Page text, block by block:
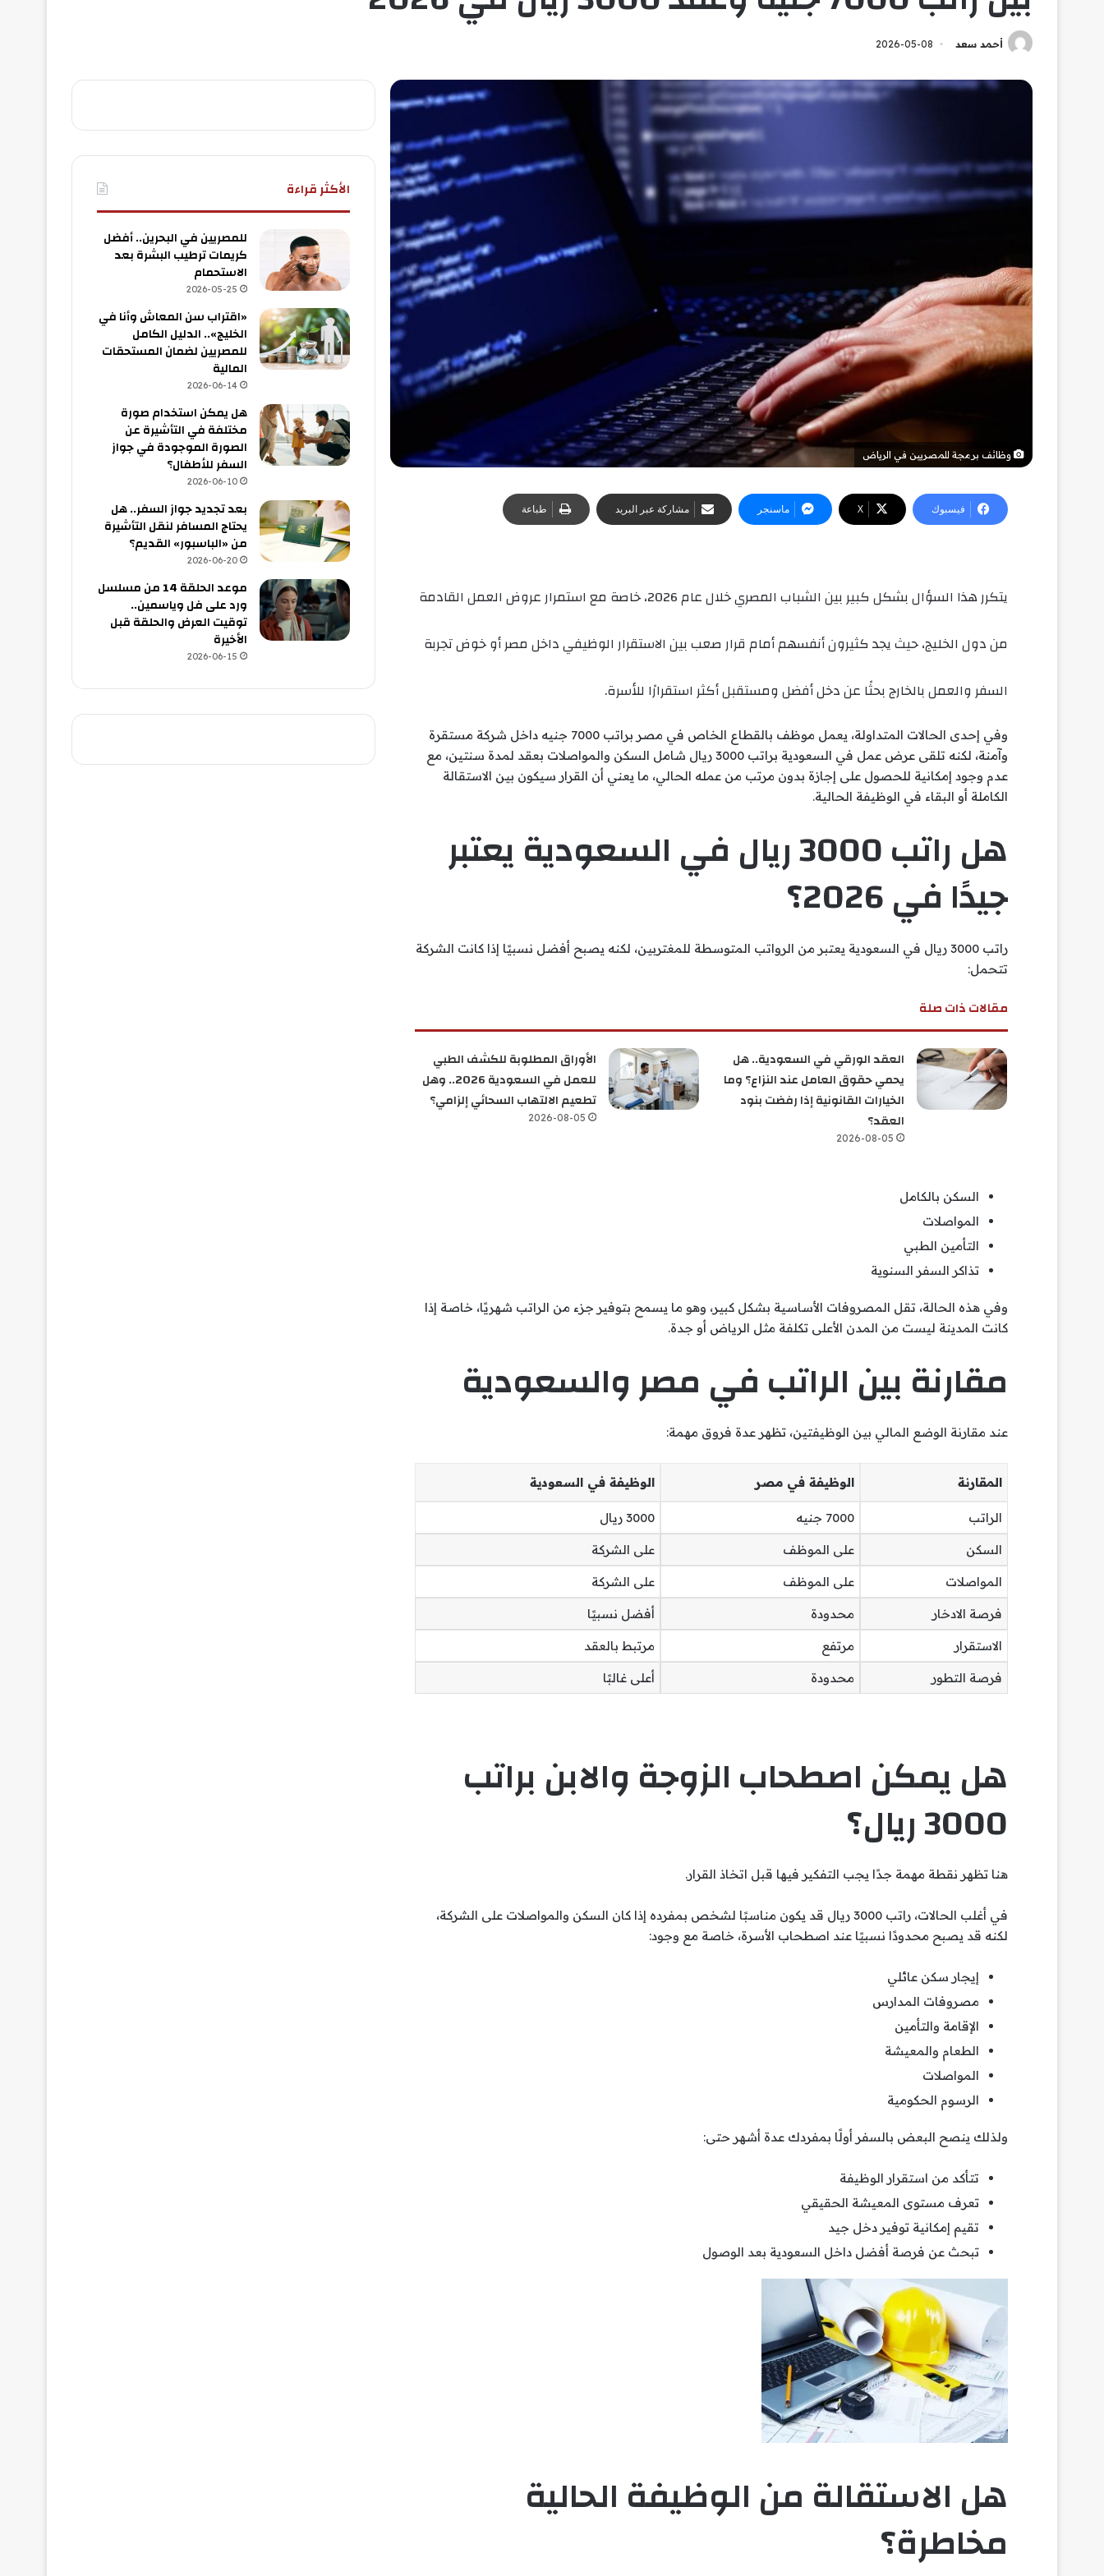
أحمد سعد 2026-05-08
وظائف برمجة للمصريين في الرياض
فيسبوك ‫X ماسنجر مشاركة عبر البريد طباعة
يتكرر هذا السؤال بشكل كبير بين الشباب المصري خلال عام 2026، خاصة مع استمرار عروض العمل القادمة
من دول الخليج، حيث يجد كثيرون أنفسهم أمام قرار صعب بين الاستقرار الوظيفي داخل مصر أو خوض تجربة
السفر والعمل بالخارج بحثًا عن دخل أفضل ومستقبل أكثر استقرارًا للأسرة.
وفي إحدى الحالات المتداولة، يعمل موظف بالقطاع الخاص في مصر براتب 7000 جنيه داخل شركة مستقرة
وآمنة، لكنه تلقى عرض عمل في السعودية براتب 3000 ريال شامل السكن والمواصلات بعقد لمدة سنتين، مع
عدم وجود إمكانية للحصول على إجازة بدون مرتب من عمله الحالي، ما يعني أن القرار سيكون بين الاستقالة
الكاملة أو البقاء في الوظيفة الحالية.
هل راتب 3000 ريال في السعودية يعتبر
جيدًا في 2026؟
راتب 3000 ريال في السعودية يعتبر من الرواتب المتوسطة للمغتربين، لكنه يصبح أفضل نسبيًا إذا كانت الشركة
تتحمل:
مقالات ذات صلة
العقد الورقي في السعودية.. هل
يحمي حقوق العامل عند النزاع؟ وما
الخيارات القانونية إذا رفضت بنود
العقد؟
2026-08-05
الأوراق المطلوبة للكشف الطبي
للعمل في السعودية 2026.. وهل
تطعيم الالتهاب السحائي إلزامي؟
2026-08-05
السكن بالكامل
المواصلات
التأمين الطبي
تذاكر السفر السنوية
وفي هذه الحالة، تقل المصروفات الأساسية بشكل كبير، وهو ما يسمح بتوفير جزء من الراتب شهريًا، خاصة إذا
كانت المدينة ليست من المدن الأعلى تكلفة مثل الرياض أو جدة.
مقارنة بين الراتب في مصر والسعودية
عند مقارنة الوضع المالي بين الوظيفتين، تظهر عدة فروق مهمة:
المقارنة الوظيفة في مصر الوظيفة في السعودية
الراتب 7000 جنيه 3000 ريال
السكن على الموظف على الشركة
المواصلات على الموظف على الشركة
فرصة الادخار محدودة أفضل نسبيًا
الاستقرار مرتفع مرتبط بالعقد
فرصة التطور محدودة أعلى غالبًا
هل يمكن اصطحاب الزوجة والابن براتب
3000 ريال؟
هنا تظهر نقطة مهمة جدًا يجب التفكير فيها قبل اتخاذ القرار.
في أغلب الحالات، راتب 3000 ريال قد يكون مناسبًا لشخص بمفرده إذا كان السكن والمواصلات على الشركة،
لكنه قد يصبح محدودًا نسبيًا عند اصطحاب الأسرة، خاصة مع وجود:
إيجار سكن عائلي
مصروفات المدارس
الإقامة والتأمين
الطعام والمعيشة
المواصلات
الرسوم الحكومية
ولذلك ينصح البعض بالسفر أولًا بمفردك عدة أشهر حتى:
تتأكد من استقرار الوظيفة
تعرف مستوى المعيشة الحقيقي
تقيم إمكانية توفير دخل جيد
تبحث عن فرصة أفضل داخل السعودية بعد الوصول
هل الاستقالة من الوظيفة الحالية
مخاطرة؟
الأكثر قراءة
للمصريين في البحرين.. أفضل
كريمات ترطيب البشرة بعد
الاستحمام
2026-05-25
«اقتراب سن المعاش وأنا في
الخليج».. الدليل الكامل
للمصريين لضمان المستحقات
المالية
2026-06-14
هل يمكن استخدام صورة
مختلفة في التأشيرة عن
الصورة الموجودة في جواز
السفر للأطفال؟
2026-06-10
بعد تجديد جواز السفر.. هل
يحتاج المسافر لنقل التأشيرة
من «الباسبور» القديم؟
2026-06-20
موعد الحلقة 14 من مسلسل
ورد على فل وياسمين..
توقيت العرض والحلقة قبل
الأخيرة
2026-06-15